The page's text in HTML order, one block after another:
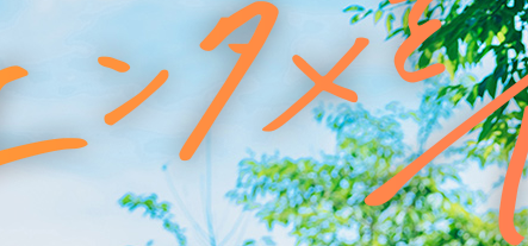
グループ会社一覧 数字
海外展開
IRライブラリ 株式情報 株主優
電子公告 免責事項